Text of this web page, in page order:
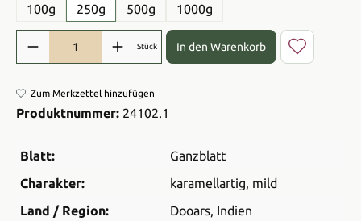
100g 250g 500g 1000g
Produkt Anzahl: Gib den gewünschten Wert ein oder benutze die
Stück In den Warenkorb
Zum Merkzettel hinzufügen
Produktnummer: 24102.1
Blatt:
Ganzblatt
Charakter:
karamellartig, mild
Land / Region:
Dooars, Indien